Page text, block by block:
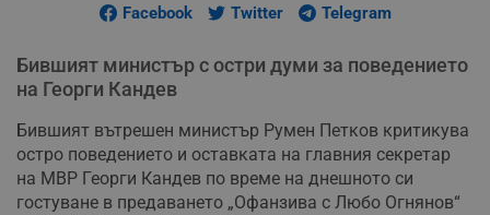
Facebook Twitter Telegram
Бившият министър с остри думи за поведението
на Георги Кандев
Бившият вътрешен министър Румен Петков критикува
остро поведението и оставката на главния секретар
на МВР Георги Кандев по време на днешното си
гостуване в предаването „Офанзива с Любо Огнянов“